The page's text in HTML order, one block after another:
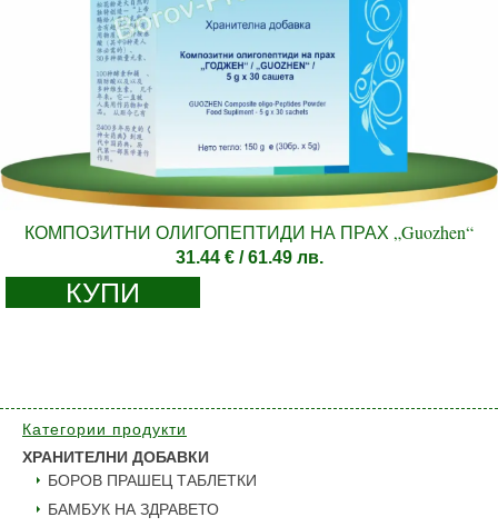
КОМПОЗИТНИ ОЛИГОПЕПТИДИ НА ПРАХ „Guozhen“
31.44 €/ 61.49 лв.
КУПИ
Категории продукти
ХРАНИТЕЛНИ ДОБАВКИ
БОРОВ ПРАШЕЦ ТАБЛЕТКИ
БАМБУК НА ЗДРАВЕТО